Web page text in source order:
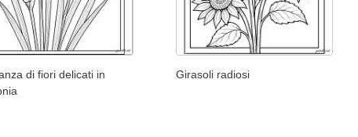
di fiori delicati in
Girasoli radiosi